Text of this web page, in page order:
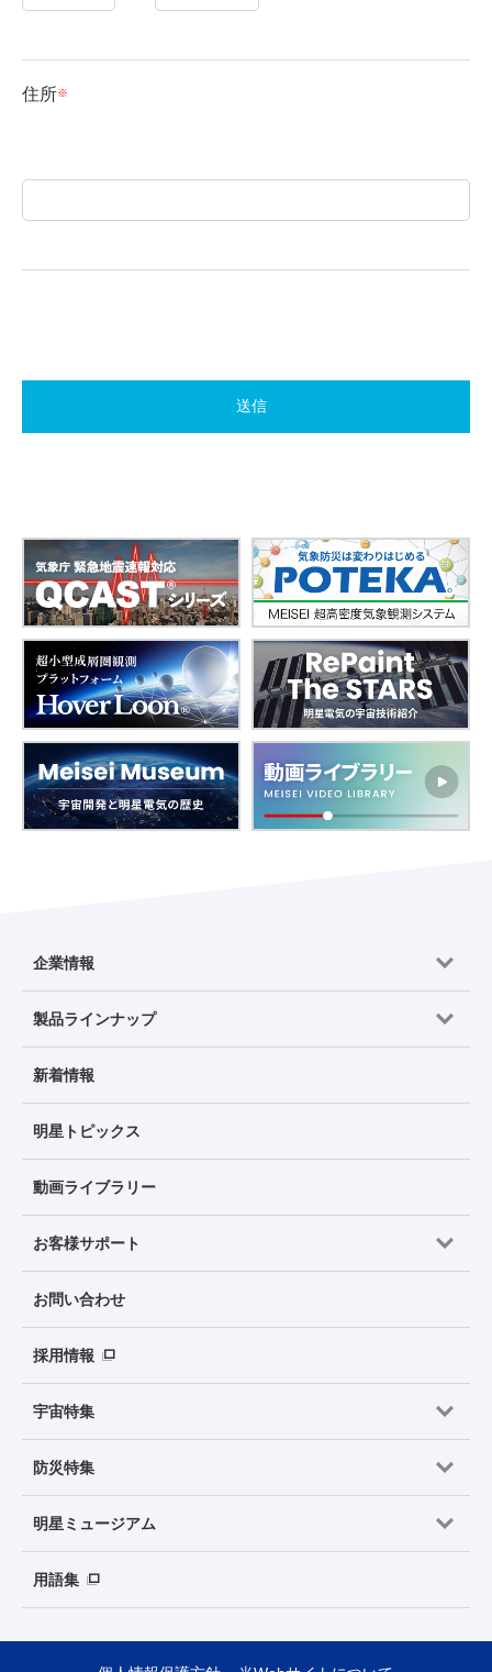
住所
企業情報
製品ラインナップ
新着情報
明星トピックス
動画ライブラリー
お客様サポート
お問い合わせ
採用情報
宇宙特集
防災特集
明星ミュージアム
用語集